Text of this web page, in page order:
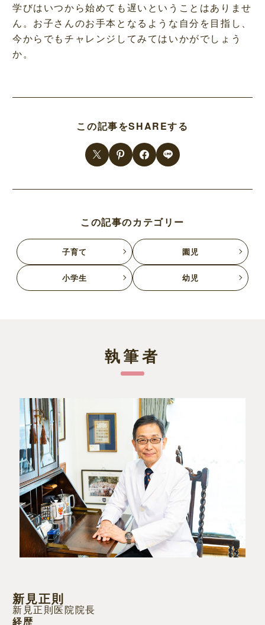
学びはいつから始めても遅いということはありませ
ん。お子さんのお手本となるような自分を目指し、
今からでもチャレンジしてみてはいかがでしょう
か。
この記事をSHAREする
この記事のカテゴリー
子育て 園児
小学生 幼児
執筆者
新見正則
新見正則医院院長
経歴